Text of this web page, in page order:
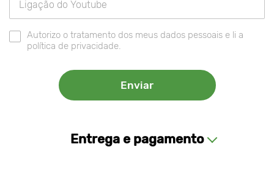
Autorizo o tratamento dos meus dados pessoais e li a
política de privacidade.
Entrega e pagamento